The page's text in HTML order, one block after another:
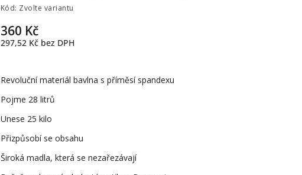
Kód: Zvolte variantu
360 Kč
297,52 Kčbez DPH
Revoluční materiál bavlna s příměsí spandexu
Pojme 28 litrů
Unese 25 kilo
Přizpůsobí se obsahu
Široká madla, která se nezařezávají